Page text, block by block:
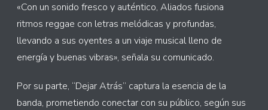
«Con un sonido fresco y auténtico, Aliados fusiona
ritmos reggae con letras melódicas y profundas,
llevando a sus oyentes a un viaje musical lleno de
energía y buenas vibras», señala su comunicado.
Por su parte, “Dejar Atrás” captura la esencia de la
banda, prometiendo conectar con su público, según sus